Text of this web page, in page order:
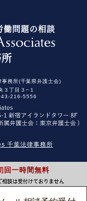
一時間無料
働問題の相談
事務所(千葉県弁護士会)
３丁目３−１
216-5556
千葉法律事務所